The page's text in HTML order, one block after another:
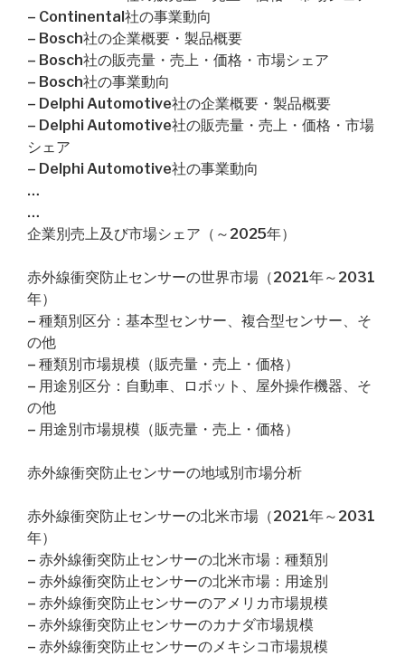
– Continental社の事業動向
– Bosch社の企業概要・製品概要
– Bosch社の販売量・売上・価格・市場シェア
– Bosch社の事業動向
– Delphi Automotive社の企業概要・製品概要
– Delphi Automotive社の販売量・売上・価格・市場
シェア
– Delphi Automotive社の事業動向
…
…
企業別売上及び市場シェア（～2025年）
赤外線衝突防止センサーの世界市場（2021年～2031
年）
– 種類別区分：基本型センサー、複合型センサー、そ
の他
– 種類別市場規模（販売量・売上・価格）
– 用途別区分：自動車、ロボット、屋外操作機器、そ
の他
– 用途別市場規模（販売量・売上・価格）
赤外線衝突防止センサーの地域別市場分析
赤外線衝突防止センサーの北米市場（2021年～2031
年）
– 赤外線衝突防止センサーの北米市場：種類別
– 赤外線衝突防止センサーの北米市場：用途別
– 赤外線衝突防止センサーのアメリカ市場規模
– 赤外線衝突防止センサーのカナダ市場規模
– 赤外線衝突防止センサーのメキシコ市場規模